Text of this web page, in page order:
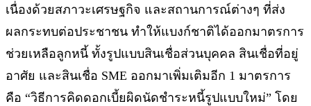
เนื่องด้วยสภาวะเศรษฐกิจ และสถานการณ์ต่างๆ ที่ส่ง
ผลกระทบต่อประชาชน ทำให้แบงก์ชาติได้ออกมาตรการ
ช่วยเหลือลูกหนี้ ทั้งรูปแบบสินเชื่อส่วนบุคคล สินเชื่อที่อยู่
อาศัย และสินเชื่อ SME ออกมาเพิ่มเติมอีก 1 มาตรการ
คือ “วิธีการคิดดอกเบี้ยผิดนัดชำระหนี้รูปแบบใหม่” โดย